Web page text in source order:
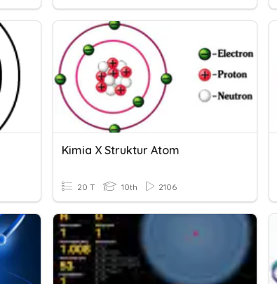
Kimia X Struktur Atom
20 T 10th 2106